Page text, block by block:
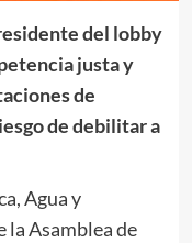
del lobby
justa y
de
de debilitar a
Agua y
la Asamblea de